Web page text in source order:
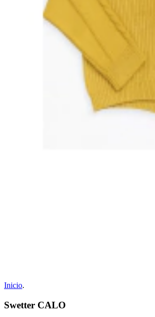
Inicio.
Swetter CALO